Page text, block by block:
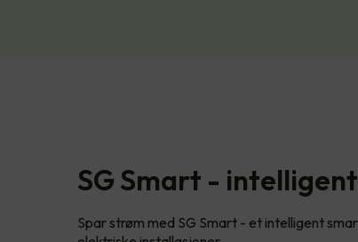
SG Smart -
Spar strøm med SG Smart - et intelligent